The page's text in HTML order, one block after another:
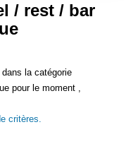
min
/ rest / bar
la catégorie
pour le moment ,
critères.